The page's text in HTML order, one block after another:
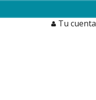
Tu cuenta